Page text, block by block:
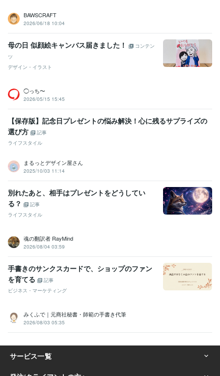
ライティング・翻訳
結婚式 家庭 手紙
BAWSCRAFT
2026/06/18 10:04
母の日 似顔絵キャンバス届きました！
コンテン
ツ
デザイン・イラスト
◯っち〜
2026/05/15 15:45
【保存版】記念日プレゼントの悩み解決！心に残るサプライズの
選び方
記事
ライフスタイル
まるっとデザイン屋さん
2025/10/03 11:14
別れたあと、相手はプレゼントをどうしてい
る？
記事
ライフスタイル
魂の翻訳者 RayMind
2026/08/04 03:59
手書きのサンクスカードで、ショップのファン
を育てる
記事
ビジネス・マーケティング
みくふで｜元商社秘書・師範の手書き代筆
2026/08/03 05:35